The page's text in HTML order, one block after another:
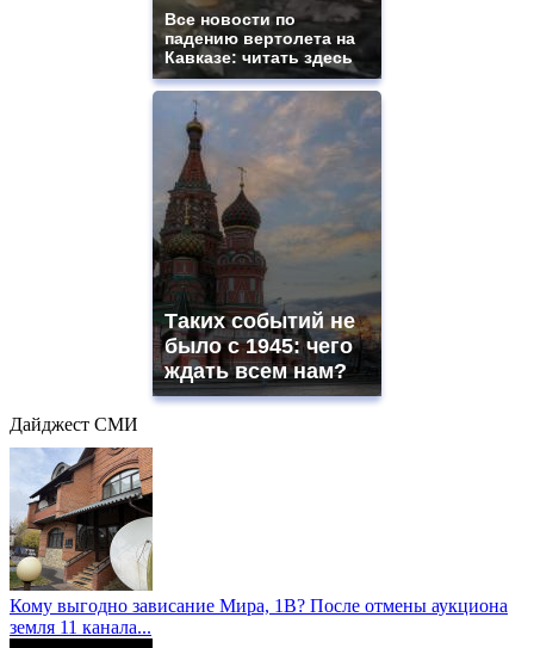
Все новости по
падению вертолета на
Кавказе: читать здесь
Таких событий не
было с 1945: чего
ждать всем нам?
Дайджест СМИ
Кому выгодно зависание Мира, 1В? После отмены аукциона
земля 11 канала...